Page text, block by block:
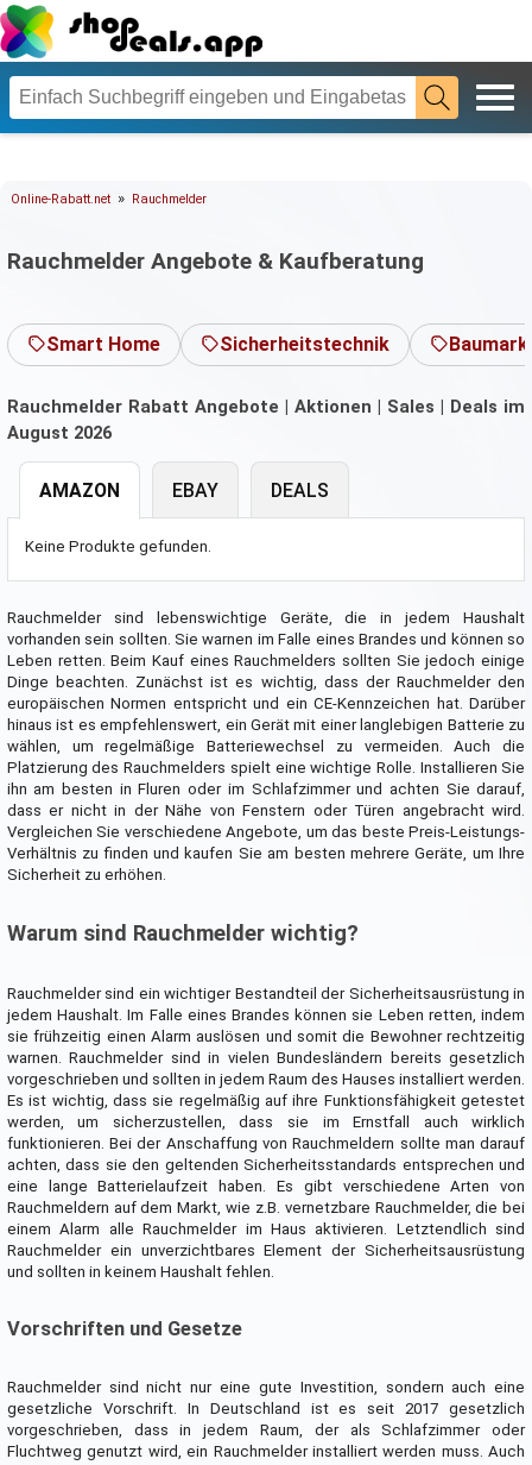
Online-Rabatt.net » Rauchmelder
Rauchmelder Angebote & Kaufberatung
Smart Home Sicherheitstechnik
Rauchmelder Rabatt Angebote | Aktionen | Sales | Deals im
August 2026
AMAZON
Keine Produkte gefunden.
EBAY DEALS
Rauchmelder sind lebenswichtige Geräte, die in jedem Haushalt
vorhanden sein sollten. Sie warnen im Falle eines Brandes und können so
Leben retten. Beim Kauf eines Rauchmelders sollten Sie jedoch einige
Dinge beachten. Zunächst ist es wichtig, dass der Rauchmelder den
europäischen Normen entspricht und ein CE-Kennzeichen hat. Darüber
hinaus ist es empfehlenswert, ein Gerät mit einer langlebigen Batterie zu
wählen, um regelmäßige Batteriewechsel zu vermeiden. Auch die
Platzierung des Rauchmelders spielt eine wichtige Rolle. Installieren Sie
ihn am besten in Fluren oder im Schlafzimmer und achten Sie darauf,
dass er nicht in der Nähe von Fenstern oder Türen angebracht wird.
Vergleichen Sie verschiedene Angebote, um das beste Preis-Leistungs-
Verhältnis zu finden und kaufen Sie am besten mehrere Geräte, um Ihre
Sicherheit zu erhöhen.
Warum sind Rauchmelder wichtig?
Rauchmelder sind ein wichtiger Bestandteil der Sicherheitsausrüstung in
jedem Haushalt. Im Falle eines Brandes können sie Leben retten, indem
sie frühzeitig einen Alarm auslösen und somit die Bewohner rechtzeitig
warnen. Rauchmelder sind in vielen Bundesländern bereits gesetzlich
vorgeschrieben und sollten in jedem Raum des Hauses installiert werden.
Es ist wichtig, dass sie regelmäßig auf ihre Funktionsfähigkeit getestet
werden, um sicherzustellen, dass sie im Ernstfall auch wirklich
funktionieren. Bei der Anschaffung von Rauchmeldern sollte man darauf
achten, dass sie den geltenden Sicherheitsstandards entsprechen und
eine lange Batterielaufzeit haben. Es gibt verschiedene Arten von
Rauchmeldern auf dem Markt, wie z.B. vernetzbare Rauchmelder, die bei
einem Alarm alle Rauchmelder im Haus aktivieren. Letztendlich sind
Rauchmelder ein unverzichtbares Element der Sicherheitsausrüstung
und sollten in keinem Haushalt fehlen.
Vorschriften und Gesetze
Rauchmelder sind nicht nur eine gute Investition, sondern auch eine
gesetzliche Vorschrift. In Deutschland ist es seit 2017 gesetzlich
vorgeschrieben, dass in jedem Raum, der als Schlafzimmer oder
Fluchtweg genutzt wird, ein Rauchmelder installiert werden muss. Auch